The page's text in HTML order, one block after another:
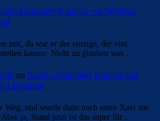
Hammer! Kapitän vor Wechsel
zeit, da war er der einzige, der vini
konnte. Nicht zu glauben was…
zu Araújo-Hammer! Kapitän vor
Liverpool
Weg, und wurde dann noch unter Xavi zur
Aber ja, Stand jetzt ist das super für…